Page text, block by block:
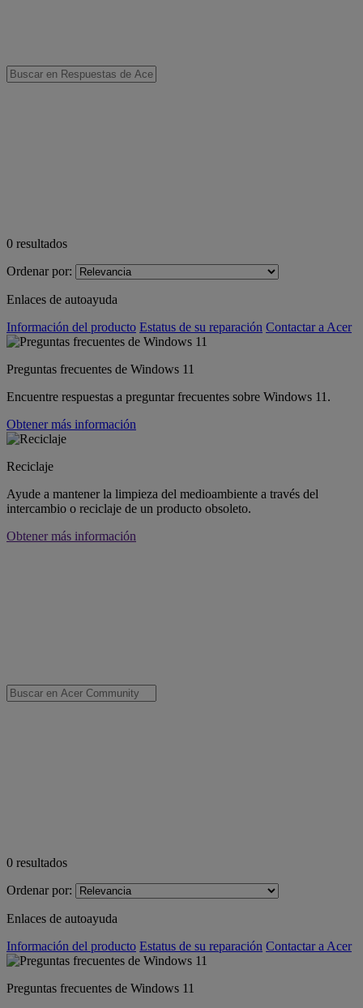
0 resultados
Ordenar por:
Enlaces de autoayuda
Información del producto Estatus de su reparación Contactar a Acer
Preguntas frecuentes de Windows 11
Encuentre respuestas a preguntar frecuentes sobre Windows 11.
Obtener más información
Reciclaje
Ayude a mantener la limpieza del medioambiente a través del
intercambio o reciclaje de un producto obsoleto.
Obtener más información
0 resultados
Ordenar por:
Enlaces de autoayuda
Información del producto Estatus de su reparación Contactar a Acer
Preguntas frecuentes de Windows 11